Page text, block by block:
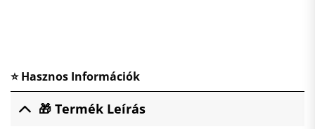
⭐ Hasznos Információk
🎁 Termék Leírás